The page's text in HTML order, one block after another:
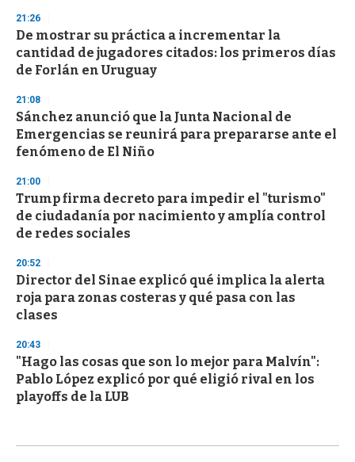
21:26
De mostrar su práctica a incrementar la
cantidad de jugadores citados: los primeros días
de Forlán en Uruguay
21:08
Sánchez anunció que la Junta Nacional de
Emergencias se reunirá para prepararse ante el
fenómeno de El Niño
21:00
Trump firma decreto para impedir el "turismo"
de ciudadanía por nacimiento y amplía control
de redes sociales
20:52
Director del Sinae explicó qué implica la alerta
roja para zonas costeras y qué pasa con las
clases
20:43
"Hago las cosas que son lo mejor para Malvín":
Pablo López explicó por qué eligió rival en los
playoffs de la LUB